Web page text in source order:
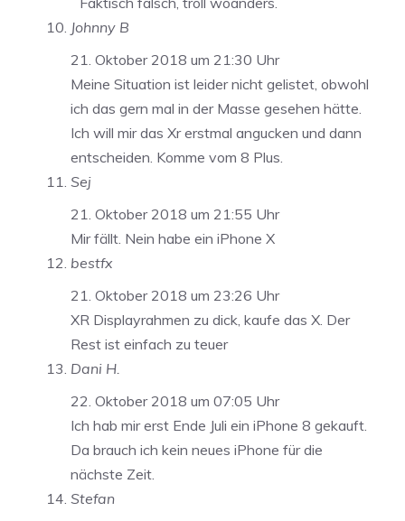
Johnny B
21. Oktober 2018 um 21:30 Uhr
Meine Situation ist leider nicht gelistet, obwohl
ich das gern mal in der Masse gesehen hätte.
Ich will mir das Xr erstmal angucken und dann
entscheiden. Komme vom 8 Plus.
Sej
21. Oktober 2018 um 21:55 Uhr
Mir fällt. Nein habe ein iPhone X
bestfx
21. Oktober 2018 um 23:26 Uhr
XR Displayrahmen zu dick, kaufe das X. Der
Rest ist einfach zu teuer
Dani H.
22. Oktober 2018 um 07:05 Uhr
Ich hab mir erst Ende Juli ein iPhone 8 gekauft.
Da brauch ich kein neues iPhone für die
nächste Zeit.
Stefan